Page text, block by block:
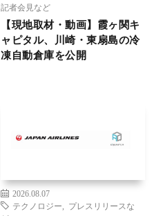
記者会見など
【現地取材・動画】霞ヶ関キ
ャピタル、川崎・東扇島の冷
凍自動倉庫を公開
2026.08.07
テクノロジー
プレスリリースな